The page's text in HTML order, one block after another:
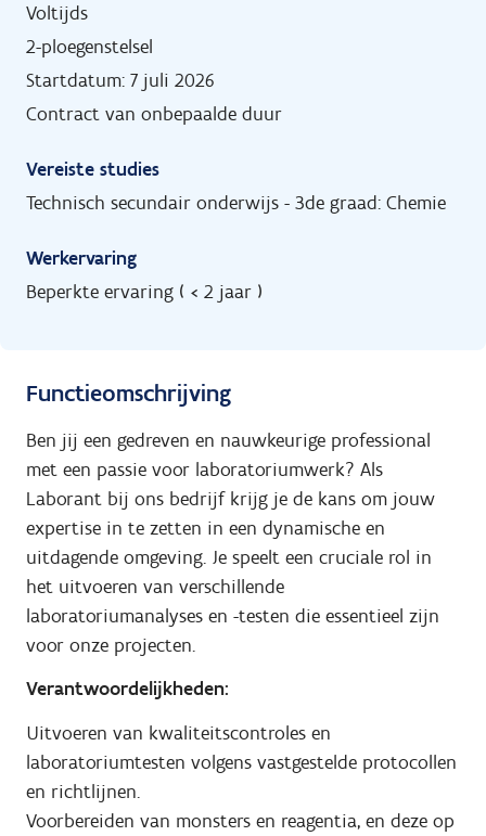
Voltijds
2-ploegenstelsel
Startdatum: 7 juli 2026
Contract van onbepaalde duur
Vereiste studies
Technisch secundair onderwijs - 3de graad: Chemie
Werkervaring
Beperkte ervaring ( < 2 jaar )
Functieomschrijving
Ben jij een gedreven en nauwkeurige professional
met een passie voor laboratoriumwerk? Als
Laborant bij ons bedrijf krijg je de kans om jouw
expertise in te zetten in een dynamische en
uitdagende omgeving. Je speelt een cruciale rol in
het uitvoeren van verschillende
laboratoriumanalyses en -testen die essentieel zijn
voor onze projecten.
Verantwoordelijkheden:
Uitvoeren van kwaliteitscontroles en
laboratoriumtesten volgens vastgestelde protocollen
en richtlijnen.
Voorbereiden van monsters en reagentia, en deze op